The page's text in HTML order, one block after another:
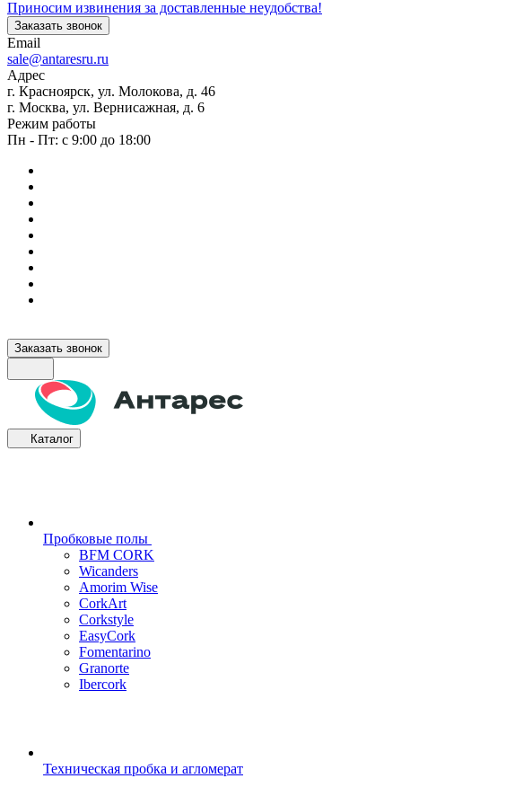
Приносим извинения за доставленные неудобства!
Заказать звонок
Email
sale@antaresru.ru
Адрес
г. Красноярск, ул. Молокова, д. 46
г. Москва, ул. Вернисажная, д. 6
Режим работы
Пн - Пт: с 9:00 до 18:00
Заказать звонок
Каталог
Пробковые полы
BFM CORK
Wicanders
Amorim Wise
CorkArt
Corkstyle
EasyCork
Fomentarino
Granorte
Ibercork
Техническая пробка и агломерат